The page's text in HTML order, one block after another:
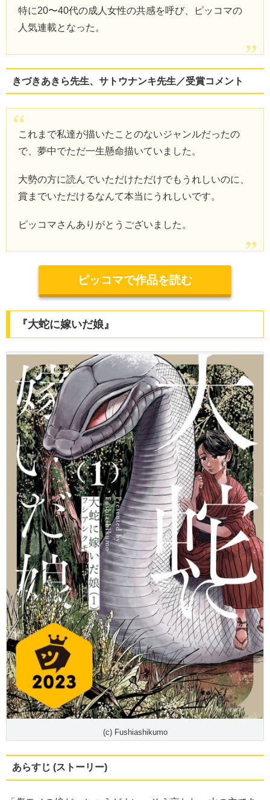
特に20〜40代の成人女性の共感を呼び、ピッコマの
人気連載となった。
きづきあきら先生、サトウナンキ先生／受賞コメント
これまで私達が描いたことのないジャンルだったの
で、夢中でただ一生懸命描いていました。
大勢の方に読んでいただけただけでもうれしいのに、
賞までいただけるなんて本当にうれしいです。
ピッコマさんありがとうございました。
ピッコマで作品を読む
『大蛇に嫁いだ娘』
(c) Fushiashikumo
あらすじ (ストーリー)